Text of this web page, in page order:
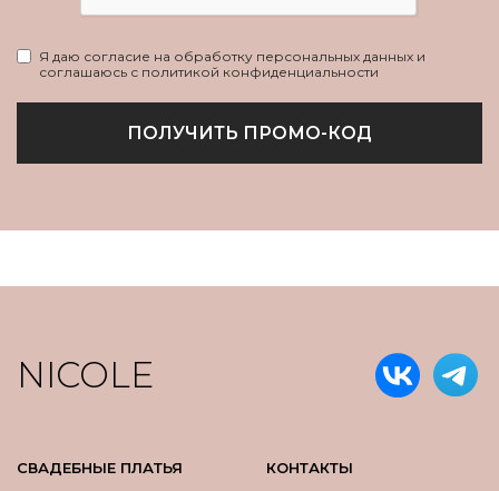
Я даю согласие на обработку персональных данных и
соглашаюсь с политикой конфиденциальности
ПОЛУЧИТЬ ПРОМО-КОД
NICOLE
СВАДЕБНЫЕ ПЛАТЬЯ
КОНТАКТЫ